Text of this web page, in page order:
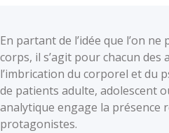
En partant de l’idée que l’on
corps, il s’agit pour chacun des
l’imbrication du corporel et du
de patients adulte, adolescent
analytique engage la présence
protagonistes.